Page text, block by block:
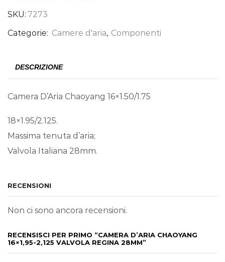
SKU: 7273
Categorie: Camere d'aria, Componenti
DESCRIZIONE
Camera D’Aria Chaoyang 16×1.50/1.75
18×1.95/2.125.
Massima tenuta d’aria;
Valvola Italiana 28mm.
RECENSIONI
Non ci sono ancora recensioni.
RECENSISCI PER PRIMO “CAMERA D’ARIA CHAOYANG
16×1,95-2,125 VALVOLA REGINA 28MM”